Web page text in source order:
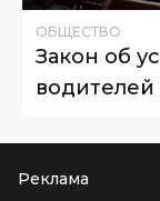
ОБЩЕСТВО
Закон об
водителей
Реклама